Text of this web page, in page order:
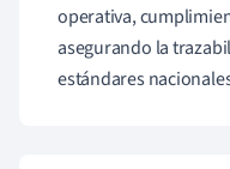
operativa,
asegurando la
estándares